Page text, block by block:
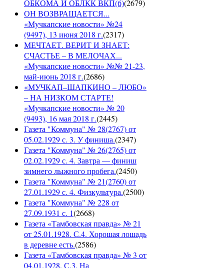
ОБКОМА И ОБЛКК ВКП(б)(2679)
ОН ВОЗВРАЩАЕТСЯ...
«Мучкапские новости» №24
(9497), 13 июня 2018 г.(2317)
МЕЧТАЕТ. ВЕРИТ И ЗНАЕТ:
СЧАСТЬЕ – В МЕЛОЧАХ...
«Мучкапские новости» №№ 21-23,
май-июнь 2018 г.(2686)
«МУЧКАП–ШАПКИНО – ЛЮБО»
– НА НИЗКОМ СТАРТЕ!
«Мучкапские новости» № 20
(9493), 16 мая 2018 г.(2445)
Газета "Коммуна" № 28(2767) от
05.02.1929 с. 3. У финиша.(2347)
Газета "Коммуна" № 26(2765) от
02.02.1929 с. 4. Завтра — финиш
зимнего лыжного пробега.(2450)
Газета "Коммуна" № 21(2760) от
27.01.1929 с. 4. Физкультура.(2500)
Газета "Коммуна" № 228 от
27.09.1931 с. 1(2668)
Газета «Тамбовская правда» № 21
от 25.01.1928. С.4. Хорошая лошадь
в деревне есть.(2586)
Газета «Тамбовская правда» № 3 от
04.01.1928. С.3. На